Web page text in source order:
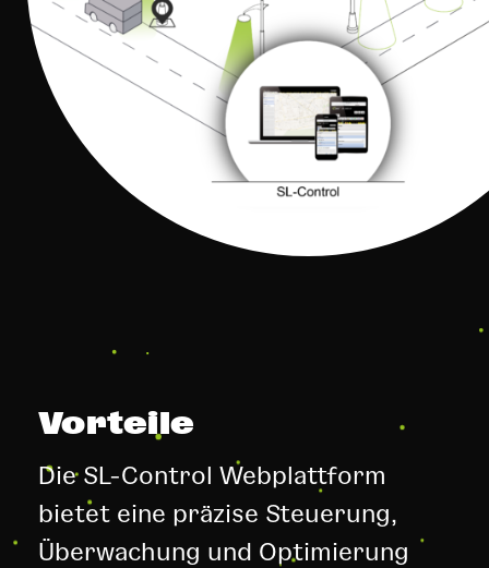
Vorteile
Die SL-Control Webplattform
bietet eine präzise Steuerung,
Überwachung und Optimierung